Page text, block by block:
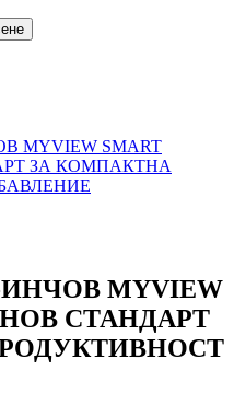
MYVIEW SMART
ЗА КОМПАКТНА
MYVIEW
НОВ СТАНДАРТ